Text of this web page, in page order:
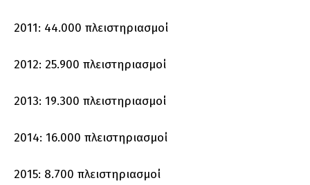
2011: 44.000 πλειστηριασμοί
2012: 25.900 πλειστηριασμοί
2013: 19.300 πλειστηριασμοί
2014: 16.000 πλειστηριασμοί
2015: 8.700 πλειστηριασμοί